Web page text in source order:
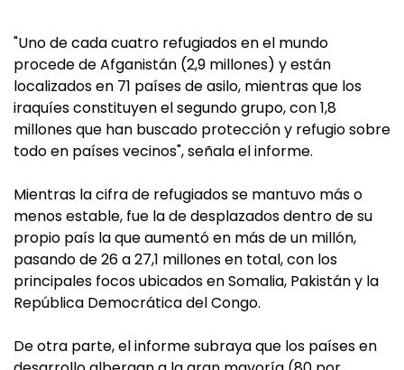
"Uno de cada cuatro refugiados en el mundo
procede de Afganistán (2,9 millones) y están
localizados en 71 países de asilo, mientras que los
iraquíes constituyen el segundo grupo, con 1,8
millones que han buscado protección y refugio sobre
todo en países vecinos", señala el informe.
Mientras la cifra de refugiados se mantuvo más o
menos estable, fue la de desplazados dentro de su
propio país la que aumentó en más de un millón,
pasando de 26 a 27,1 millones en total, con los
principales focos ubicados en Somalia, Pakistán y la
República Democrática del Congo.
De otra parte, el informe subraya que los países en